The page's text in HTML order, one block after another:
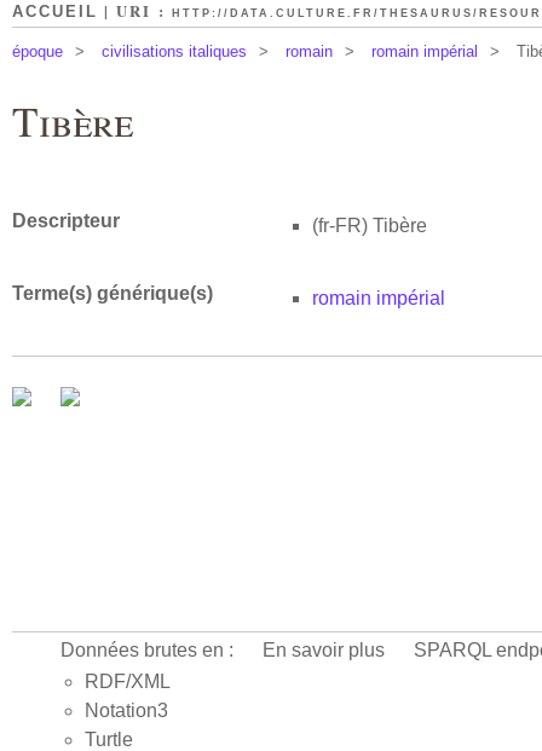
ACCUEIL | URI : HTTP://DATA.CULTURE.FR/THESAURUS/
époque > civilisations italiques > romain > romain impérial >
Tibère
Descripteur (fr-FR) Tibère
Terme(s) générique(s) romain impérial
Données brutes en :
RDF/XML
Notation3
Turtle
En savoir plus SPARQL